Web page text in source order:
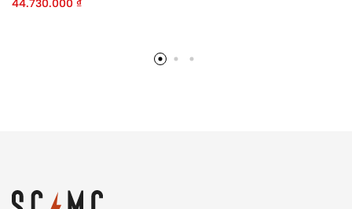
44.730.000 ₫